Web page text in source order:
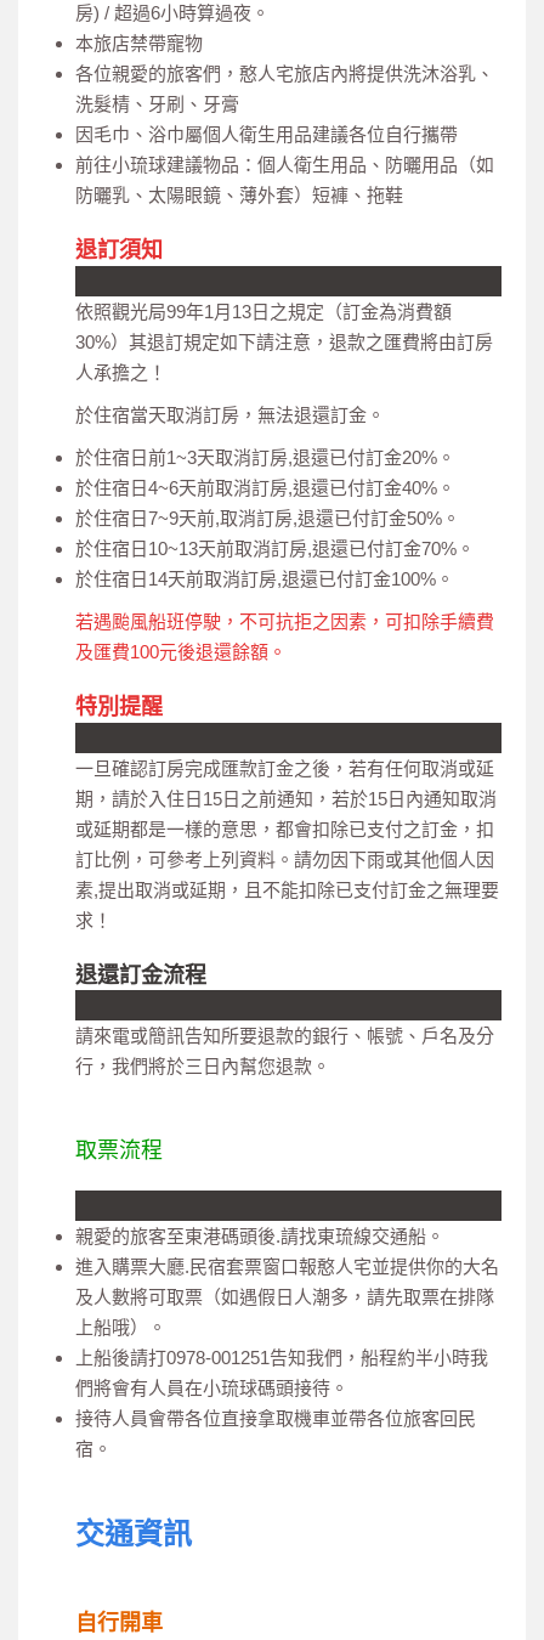
房) / 超過6小時算過夜。
本旅店禁帶寵物
各位親愛的旅客們，憨人宅旅店內將提供洗沐浴乳、
洗髮棈、牙刷、牙膏
因毛巾、浴巾屬個人衛生用品建議各位自行攜帶
前往小琉球建議物品：個人衛生用品、防曬用品（如
防曬乳、太陽眼鏡、薄外套）短褲、拖鞋
退訂須知
依照觀光局99年1月13日之規定（訂金為消費額
30%）其退訂規定如下請注意，退款之匯費將由訂房
人承擔之！
於住宿當天取消訂房，無法退還訂金。
於住宿日前1~3天取消訂房,退還已付訂金20%。
於住宿日4~6天前取消訂房,退還已付訂金40%。
於住宿日7~9天前,取消訂房,退還已付訂金50%。
於住宿日10~13天前取消訂房,退還已付訂金70%。
於住宿日14天前取消訂房,退還已付訂金100%。
若遇颱風船班停駛，不可抗拒之因素，可扣除手續費
及匯費100元後退還餘額。
特別提醒
一旦確認訂房完成匯款訂金之後，若有任何取消或延
期，請於入住日15日之前通知，若於15日內通知取消
或延期都是一樣的意思，都會扣除已支付之訂金，扣
訂比例，可參考上列資料。請勿因下雨或其他個人因
素,提出取消或延期，且不能扣除已支付訂金之無理要
求！
退還訂金流程
請來電或簡訊告知所要退款的銀行、帳號、戶名及分
行，我們將於三日內幫您退款。
取票流程
親愛的旅客至東港碼頭後.請找東琉線交通船。
進入購票大廳.民宿套票窗口報憨人宅並提供你的大名
及人數將可取票（如遇假日人潮多，請先取票在排隊
上船哦）。
上船後請打0978-001251告知我們，船程約半小時我
們將會有人員在小琉球碼頭接待。
接待人員會帶各位直接拿取機車並帶各位旅客回民
宿。
交通資訊
自行開車